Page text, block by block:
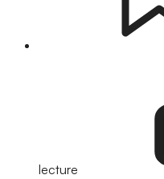
lecture